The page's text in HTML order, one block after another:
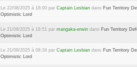
Le 22/08/2025 à 18:00 par Captain Lesbiandans Fun Territory
Optimistic Lord
Le 21/08/2025 à 18:51 par mangaka-erwindans Fun Territory
Optimistic Lord
Le 21/08/2025 à 08:34 par Captain Lesbiandans Fun Territory
Optimistic Lord